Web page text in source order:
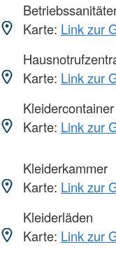
Karte: Link zur
Karte: Link zur
Kleidercontainer
Karte: Link zur
Kleiderkammer
Karte: Link zur
Kleiderläden
Karte: Link zur